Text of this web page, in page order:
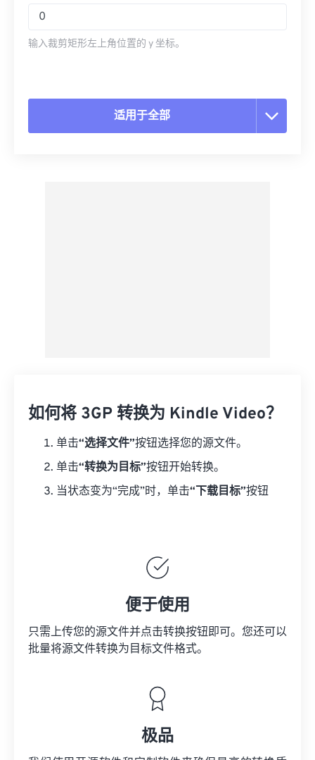
输入裁剪矩形左上角位置的 y 坐标。
适用于全部
如何将 3GP 转换为 Kindle Video？
单击“选择文件”按钮选择您的源文件。
单击“转换为目标”按钮开始转换。
当状态变为“完成”时，单击“下载目标”按钮
便于使用
只需上传您的源文件并点击转换按钮即可。您还可以
批量将源文件转换为目标文件格式。
极品